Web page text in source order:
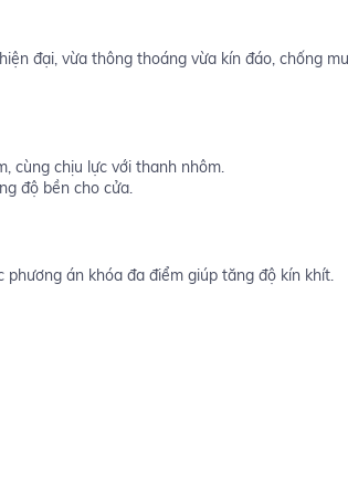
đại, vừa thông thoáng vừa kín đáo, chống
cùng chịu lực với thanh nhôm.
độ bền cho cửa.
án khóa đa điểm giúp tăng độ kín khít.